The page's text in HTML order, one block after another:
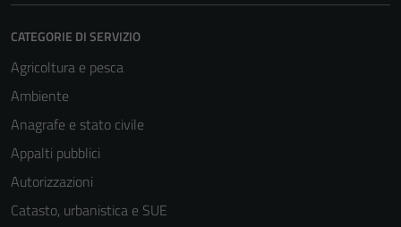
CATEGORIE DI SERVIZIO
Agricoltura e pesca
Ambiente
Anagrafe e stato civile
Appalti pubblici
Autorizzazioni
Catasto, urbanistica e SUE